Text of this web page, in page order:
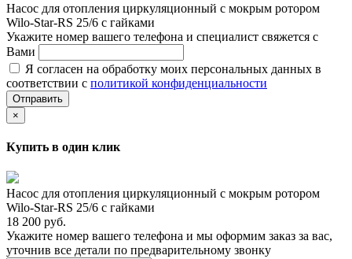
Насос для отопления циркуляционный с мокрым ротором
Wilo-Star-RS 25/6 с гайками
Укажите номер вашего телефона и специалист свяжется с
Вами
Я согласен на обработку моих персональных данных в
соответствии с политикой конфиденциальности
Отправить
×
Купить в один клик
Насос для отопления циркуляционный с мокрым ротором
Wilo-Star-RS 25/6 с гайками
18 200 руб.
Укажите номер вашего телефона и мы оформим заказ за вас,
уточнив все детали по предварительному звонку